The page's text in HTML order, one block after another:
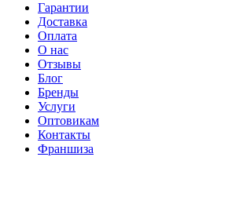
Гарантии
Доставка
Оплата
О нас
Отзывы
Блог
Бренды
Услуги
Оптовикам
Контакты
Франшиза